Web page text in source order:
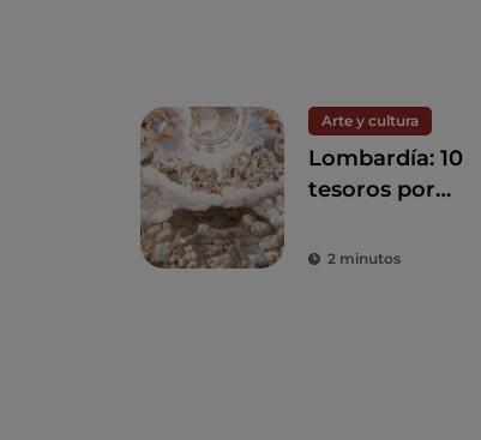
Arte y cultura
Lombardía: 10
tesoros por
Milán y sus
2 minutos